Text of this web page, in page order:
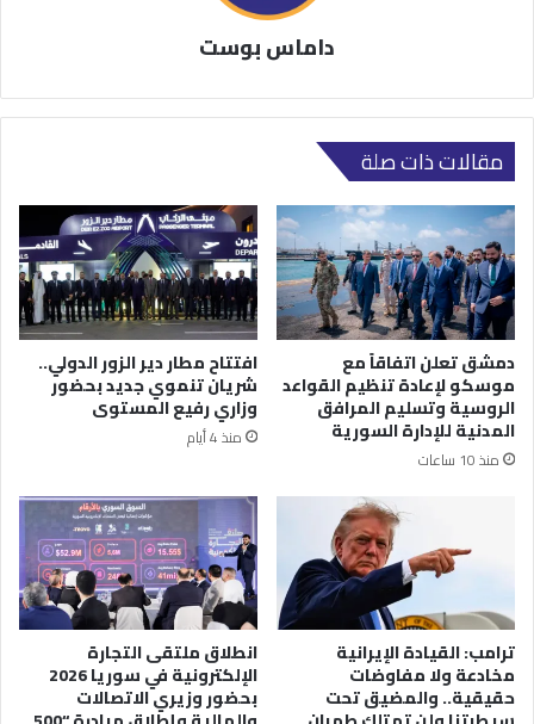
داماس بوست
مقالات ذات صلة
دمشق تعلن اتفاقاً مع
موسكو لإعادة تنظيم القواعد
الروسية وتسليم المرافق
المدنية للإدارة السورية
منذ 10 ساعات
افتتاح مطار دير الزور الدولي..
شريان تنموي جديد بحضور
وزاري رفيع المستوى
منذ 4 أيام
ترامب: القيادة الإيرانية
مخادعة ولا مفاوضات
حقيقية.. والمضيق تحت
انطلاق ملتقى التجارة
الإلكترونية في سوريا 2026
بحضور وزيري الاتصالات